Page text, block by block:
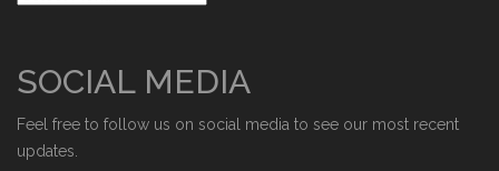
SOCIAL MEDIA
Feel free to follow us on social media to see our most recent
updates.